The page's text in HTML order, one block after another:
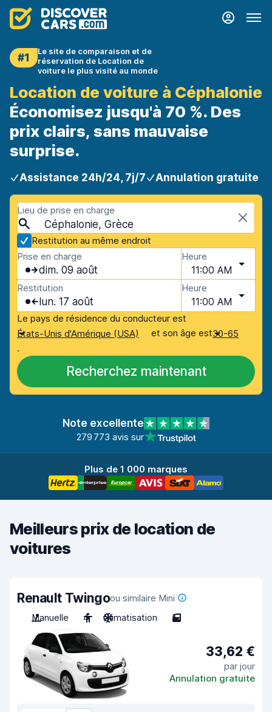
#1
Le site de comparaison et de
réservation de Location de
voiture le plus visité au monde
Location de voiture à Céphalonie
Économisez jusqu'à 70 %. Des
prix clairs, sans mauvaise
surprise.
Assistance 24h/24, 7j/7 Annulation gratuite
Lieu de prise en charge
Céphalonie, Grèce
Restitution au même endroit
Prise en charge
dim. 09 août
Heure
11:00 AM
Restitution
lun. 17 août
Heure
11:00 AM
Le pays de résidence du conducteur est
États-Unis d'Amérique (USA)
et son âge est30-65
.
Recherchez maintenant
Note excellente
279 773 avis sur
Plus de 1 000 marques
Meilleurs prix de location de
voitures
Renault Twingoou similaire Mini
Manuelle
4 Climatisation 5
33,62 €
par jour
Annulation gratuite